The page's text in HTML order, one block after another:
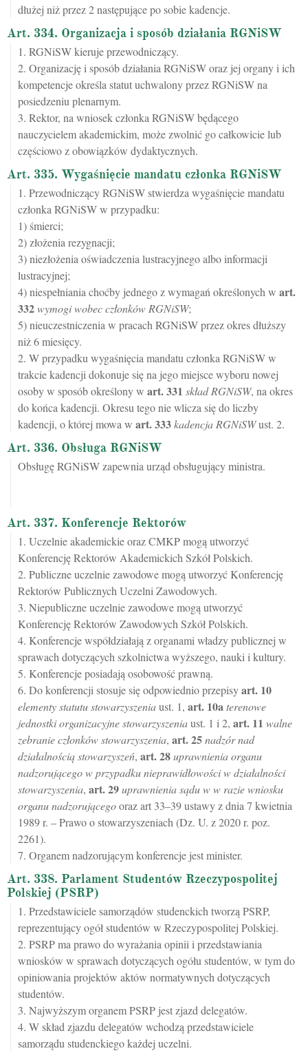
dłużej niż przez 2 następujące po sobie kadencje.
Art. 334. Organizacja i sposób działania RGNiSW
1. RGNiSW kieruje przewodniczący.
2. Organizację i sposób działania RGNiSW oraz jej organy i ich
kompetencje określa statut uchwalony przez RGNiSW na
posiedzeniu plenarnym.
3. Rektor, na wniosek członka RGNiSW będącego
nauczycielem akademickim, może zwolnić go całkowicie lub
częściowo z obowiązków dydaktycznych.
Art. 335. Wygaśnięcie mandatu członka RGNiSW
1. Przewodniczący RGNiSW stwierdza wygaśnięcie mandatu
członka RGNiSW w przypadku:
1) śmierci;
2) złożenia rezygnacji;
3) niezłożenia oświadczenia lustracyjnego albo informacji
lustracyjnej;
4) niespełniania choćby jednego z wymagań określonych w art.
332wymogi wobec członków RGNiSW;
5) nieuczestniczenia w pracach RGNiSW przez okres dłuższy
niż 6 miesięcy.
2. W przypadku wygaśnięcia mandatu członka RGNiSW w
trakcie kadencji dokonuje się na jego miejsce wyboru nowej
osoby w sposób określony w art.331 skład RGNiSW, na okres
do końca kadencji. Okresu tego nie wlicza się do liczby
kadencji, o której mowa w art.333kadencja RGNiSWust. 2.
Art. 336. Obsługa RGNiSW
Obsługę RGNiSW zapewnia urząd obsługujący ministra.
Art. 337. Konferencje Rektorów
1. Uczelnie akademickie oraz CMKP mogą utworzyć
Konferencję Rektorów Akademickich Szkół Polskich.
2. Publiczne uczelnie zawodowe mogą utworzyć Konferencję
Rektorów Publicznych Uczelni Zawodowych.
3. Niepubliczne uczelnie zawodowe mogą utworzyć
Konferencję Rektorów Zawodowych Szkół Polskich.
4. Konferencje współdziałają z organami władzy publicznej w
sprawach dotyczących szkolnictwa wyższego, nauki i kultury.
5. Konferencje posiadają osobowość prawną.
6. Do konferencji stosuje się odpowiednio przepisyart. 10
elementy statutu stowarzyszeniaust. 1, art. 10aterenowe
jednostki organizacyjne stowarzyszeniaust. 1 i 2, art. 11 walne
zebranie członków stowarzyszenia, art.25nadzór nad
działalnością stowarzyszeń, art.28uprawnienia organu
nadzorującego w przypadku nieprawidłowości w działalności
stowarzyszenia, art.29uprawnienia sądu w w razie wniosku
organu nadzorującegooraz art 33–39 ustawy z dnia 7 kwietnia
1989 r. – Prawo o stowarzyszeniach (Dz. U. z 2020 r. poz.
2261).
7. Organem nadzorującym konferencje jest minister.
Art. 338. Parlament Studentów Rzeczypospolitej
Polskiej (PSRP)
1. Przedstawiciele samorządów studenckich tworzą PSRP,
reprezentujący ogół studentów w Rzeczypospolitej Polskiej.
2. PSRP ma prawo do wyrażania opinii i przedstawiania
wniosków w sprawach dotyczących ogółu studentów, w tym do
opiniowania projektów aktów normatywnych dotyczących
studentów.
3. Najwyższym organem PSRP jest zjazd delegatów.
4. W skład zjazdu delegatów wchodzą przedstawiciele
samorządu studenckiego każdej uczelni.